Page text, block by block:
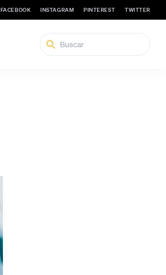
FACEBOOK INSTAGRAM PINTEREST TWITTER